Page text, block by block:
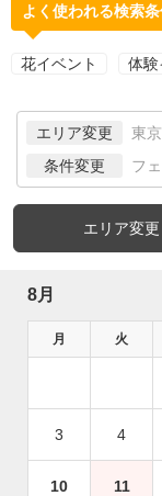
よく使われる検索
花イベント 体験
エリア変更 東
条件変更 フ
エリア変更
8月
月 火
3 4
10 11